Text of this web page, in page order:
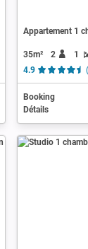
Appartement 1
35m² 2 1
4.9
Booking
Détails